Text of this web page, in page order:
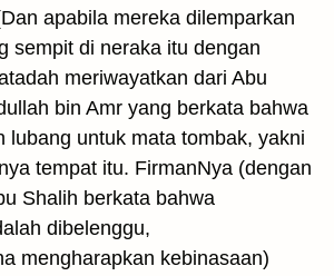
apabila mereka dilemparkan
sempit di neraka itu dengan
meriwayatkan dari Abu
bin Amr yang berkata bahwa
lubang untuk mata tombak, yakni
tempat itu. FirmanNya (dengan
Shalih berkata bahwa
di­belenggu,
mengharapkan kebinasaan)